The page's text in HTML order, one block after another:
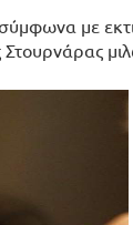
με
Στουρνάρας